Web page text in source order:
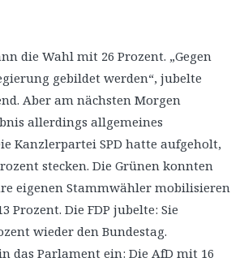
die Wahl mit 26 Prozent. „Gegen
gebildet werden“, jubelte
Aber am nächsten Morgen
allerdings allgemeines
Kanzlerpartei SPD hatte aufgeholt,
stecken. Die Grünen konnten
eigenen Stammwähler mobilisieren
Prozent. Die FDP jubelte: Sie
wieder den Bundestag.
das Parlament ein: Die AfD mit 16